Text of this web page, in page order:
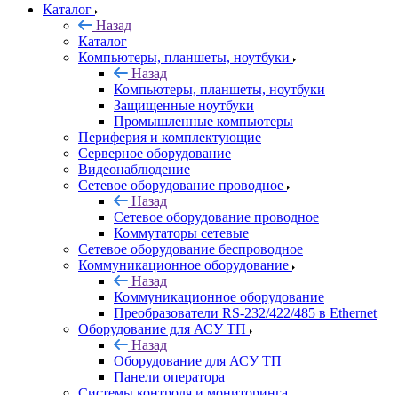
Каталог
Назад
Каталог
Компьютеры, планшеты, ноутбуки
Назад
Компьютеры, планшеты, ноутбуки
Защищенные ноутбуки
Промышленные компьютеры
Периферия и комплектующие
Серверное оборудование
Видеонаблюдение
Сетевое оборудование проводное
Назад
Сетевое оборудование проводное
Коммутаторы сетевые
Сетевое оборудование беспроводное
Коммуникационное оборудование
Назад
Коммуникационное оборудование
Преобразователи RS-232/422/485 в Ethernet
Оборудование для АСУ ТП
Назад
Оборудование для АСУ ТП
Панели оператора